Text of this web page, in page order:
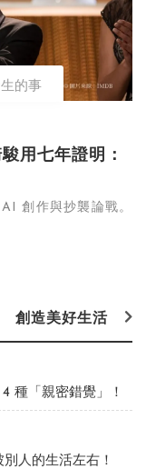
的事
用七年證明：
創作與抄襲論戰。
創造美好生活
種「親密錯覺」！
人的生活左右！